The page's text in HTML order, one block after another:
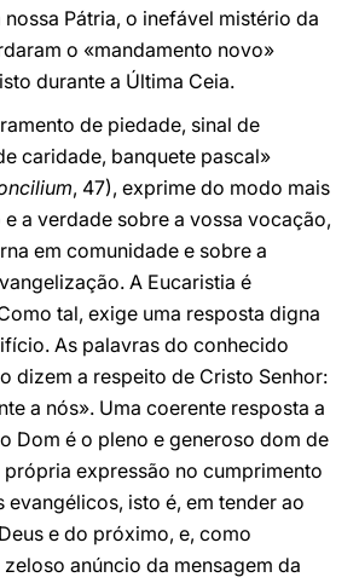
Pátria, o inefável mistério da
o «mandamento novo»
durante a Última Ceia.
de piedade, sinal de
caridade, banquete pascal»
, 47), exprime do modo mais
a verdade sobre a vossa vocação,
em comunidade e sobre a
A Eucaristia é
tal, exige uma resposta digna
As palavras do conhecido
dizem a respeito de Cristo Senhor:
a nós». Uma coerente resposta a
Dom é o pleno e generoso dom de
própria expressão no cumprimento
isto é, em tender ao
e do próximo, e, como
anúncio da mensagem da